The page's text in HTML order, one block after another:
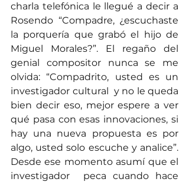
charla telefónica le llegué a decir a
Rosendo “Compadre, ¿escuchaste
la porquería que grabó el hijo de
Miguel Morales?”. El regaño del
genial compositor nunca se me
olvida: “Compadrito, usted es un
investigador cultural  y no le queda
bien decir eso, mejor espere a ver
qué pasa con esas innovaciones, si
hay una nueva propuesta es por
algo, usted solo escuche y analice”.
Desde ese momento asumí que el
investigador  peca cuando hace